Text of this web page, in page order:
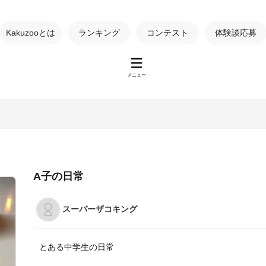
Kakuzooとは ランキング コンテスト 体験談応募
メニュー
A子の日常
スーパーザコキング
とある中学生の日常